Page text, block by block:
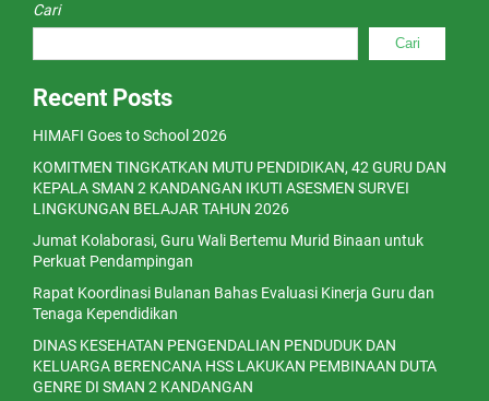
Cari
Cari
Recent Posts
HIMAFI Goes to School 2026
KOMITMEN TINGKATKAN MUTU PENDIDIKAN, 42 GURU DAN
KEPALA SMAN 2 KANDANGAN IKUTI ASESMEN SURVEI
LINGKUNGAN BELAJAR TAHUN 2026
Jumat Kolaborasi, Guru Wali Bertemu Murid Binaan untuk
Perkuat Pendampingan
Rapat Koordinasi Bulanan Bahas Evaluasi Kinerja Guru dan
Tenaga Kependidikan
DINAS KESEHATAN PENGENDALIAN PENDUDUK DAN
KELUARGA BERENCANA HSS LAKUKAN PEMBINAAN DUTA
GENRE DI SMAN 2 KANDANGAN